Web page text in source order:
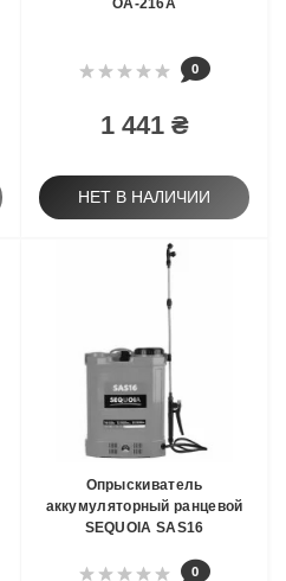
ОА-216А
0
1 441 ₴
НЕТ В НАЛИЧИИ
Опрыскиватель
аккумуляторный ранцевой
SEQUOIA SAS16
0